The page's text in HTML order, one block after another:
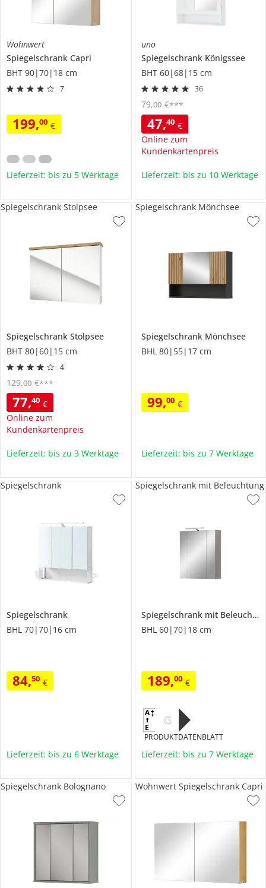
Wohnwert
Spiegelschrank Capri
BHT 90|70|18 cm
7
199,00 €
Lieferzeit: bis zu 5 Werktage
uno
Spiegelschrank Königssee
BHT 60|68|15 cm
36
47,40 €
Online zum
Kundenkartenpreis
79,00 €***
Lieferzeit: bis zu 10 Werktage
Spiegelschrank Stolpsee
BHT 80|60|15 cm
4
77,40 €
Online zum
Kundenkartenpreis
129,00 €***
Spiegelschrank Stolpsee
Lieferzeit: bis zu 3 Werktage
Spiegelschrank Mönchsee
BHL 80|55|17 cm
99,00 €
Spiegelschrank Mönchsee
Lieferzeit: bis zu 7 Werktage
Spiegelschrank
BHL 70|70|16 cm
84,50 €
Spiegelschrank
Lieferzeit: bis zu 6 Werktage
Spiegelschrank mit Beleuchtung
BHL 60|70|18 cm
189,00 €
Spiegelschrank mit Beleuchtung
G
PRODUKTDATENBLATT
Lieferzeit: bis zu 7 Werktage
Spiegelschrank Bolognano Wohnwert Spiegelschrank Capri